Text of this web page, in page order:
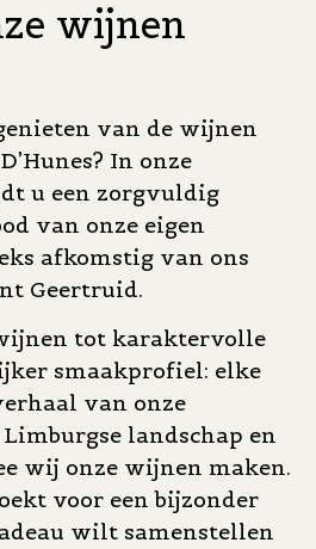
wijnen
van de wijnen
In onze
u een zorgvuldig
van onze eigen
afkomstig van ons
Geertruid.
tot karaktervolle
smaakprofiel: elke
van onze
landschap en
wij onze wijnen maken.
voor een bijzonder
wilt samenstellen